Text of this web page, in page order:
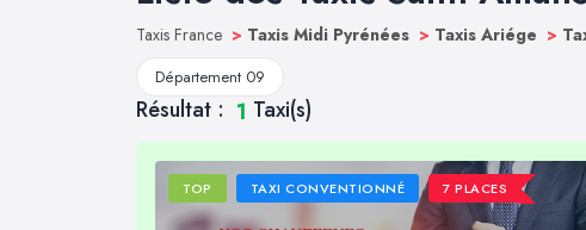
Taxis France > Taxis Midi Pyrénées > Taxis Ariége >
Département 09
Résultat : 1 Taxi(s)
TOP TAXI CONVENTIONNÉ 7 PLACES